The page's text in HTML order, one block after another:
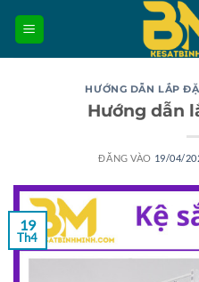
nội
HƯỚNG DẪN LẮP
Hướng dẫn
ĐĂNG VÀO 19/04/
19
Th4